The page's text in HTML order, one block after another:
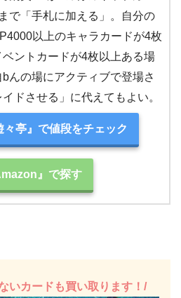
で「手札に加える」。自分の
以上のキャラカードが4枚
ベントカードが4枚以上ある場
んの場にアクティブで登場さ
ドさせる」に代えてもよい。
々亭』で値段をチェック
』で探す
いカードも買い取ります！/